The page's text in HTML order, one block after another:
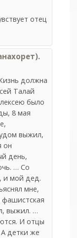
отец
должна
Талай
было
8 мая
выжил,
он
день,
… Со
и мой дед.
мне,
выжил. …
И отцы
детки же